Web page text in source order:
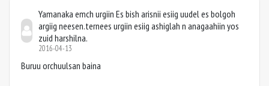
Yamanaka emch urgiin Es bish arisnii esiig uudel es bolgoh
argiig neesen.ternees urgiin esiig ashiglah n anagaahiin yos
zuid harshilna.
2016-04-13
Buruu orchuulsan baina